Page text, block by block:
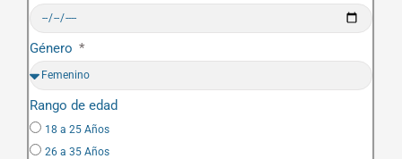
Género
Rango de edad
18 a 25 Años
26 a 35 Años